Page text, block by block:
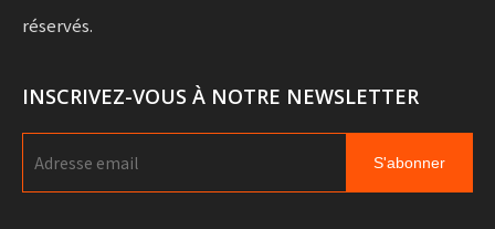
réservés.
INSCRIVEZ-VOUS À NOTRE NEWSLETTER
S'abonner